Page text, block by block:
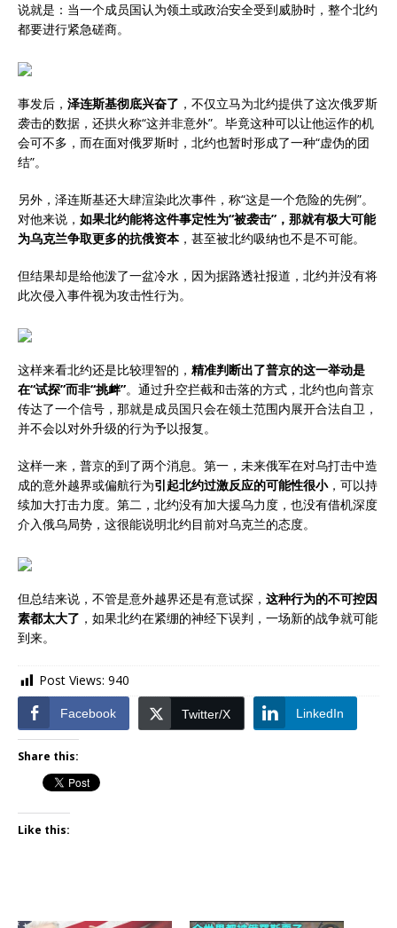
说就是：当一个成员国认为领土或政治安全受到威胁时，整个北约
都要进行紧急磋商。
事发后， 泽连斯基彻底兴奋了 ，不仅立马为北约提供了这次俄罗斯
袭击的数据，还拱火称“这并非意外”。毕竟这种可以让他运作的机
会可不多，而在面对俄罗斯时，北约也暂时形成了一种“虚伪的团
结”。
另外，泽连斯基还大肆渲染此次事件，称“这是一个危险的先例”。
对他来说， 如果北约能将这件事定性为“被袭击”，那就有极大可能
为乌克兰争取更多的抗俄资本，甚至被北约吸纳也不是不可能。
但结果却是给他泼了一盆冷水，因为据路透社报道，北约并没有将
此次侵入事件视为攻击性行为。
这样来看北约还是比较理智的， 精准判断出了普京的这一举动是
在“试探”而非“挑衅”。通过升空拦截和击落的方式，北约也向普京
传达了一个信号，那就是成员国只会在领土范围内展开合法自卫，
并不会以对外升级的行为予以报复。
这样一来，普京的到了两个消息。第一，未来俄军在对乌打击中造
成的意外越界或偏航行为引起北约过激反应的可能性很小，可以持
续加大打击力度。第二，北约没有加大援乌力度，也没有借机深度
介入俄乌局势，这很能说明北约目前对乌克兰的态度。
但总结来说，不管是意外越界还是有意试探， 这种行为的不可控因
素都太大了 ，如果北约在紧绷的神经下误判，一场新的战争就可能
到来。
Post Views: 940
Facebook Twitter/X LinkedIn
Share this:
Like this: